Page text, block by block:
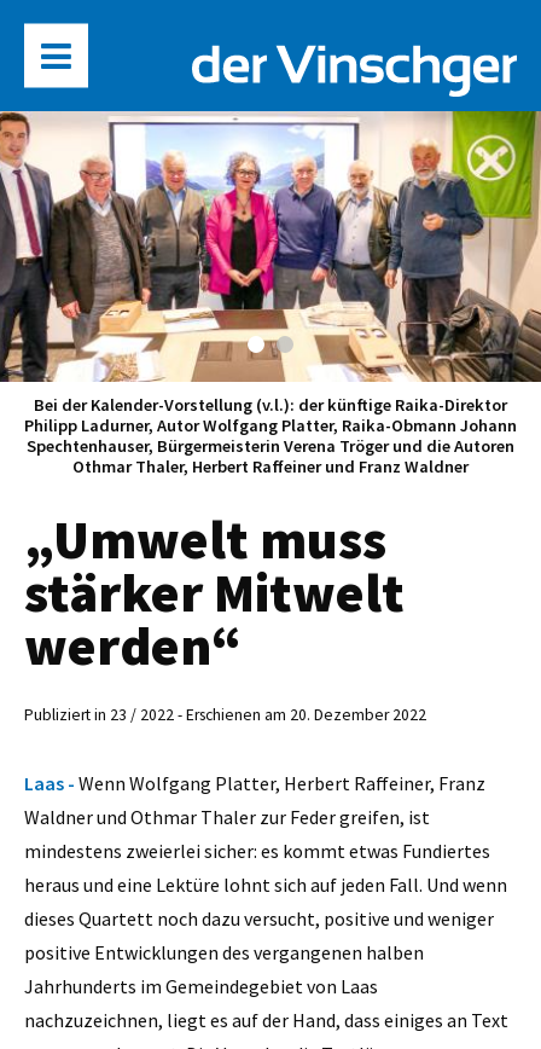
Bei der Kalender-Vorstellung (v.l.): der künftige Raika-Direktor
Philipp Ladurner, Autor Wolfgang Platter, Raika-Obmann Johann
Spechtenhauser, Bürgermeisterin Verena Tröger und die Autoren
Othmar Thaler, Herbert Raffeiner und Franz Waldner
„Umwelt muss
stärker Mitwelt
werden“
Publiziert in 23 / 2022 - Erschienen am 20. Dezember 2022
Laas - Wenn Wolfgang Platter, Herbert Raffeiner, Franz
Waldner und Othmar Thaler zur Feder greifen, ist
mindestens zweierlei sicher: es kommt etwas Fundiertes
heraus und eine Lektüre lohnt sich auf jeden Fall. Und wenn
dieses Quartett noch dazu versucht, positive und weniger
positive Entwicklungen des vergangenen halben
Jahrhunderts im Gemeindegebiet von Laas
nachzuzeichnen, liegt es auf der Hand, dass einiges an Text